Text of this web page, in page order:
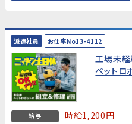
派遣社員 お仕事No13-4112
工場未
ペットロ
給与 時給1,200円